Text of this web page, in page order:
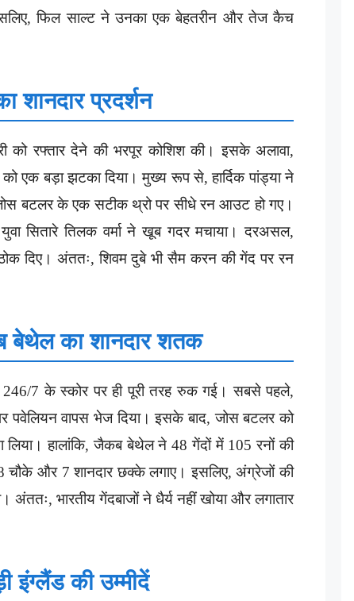
फिल साल्ट ने उनका एक बेहतरीन और तेज कैच
शानदार प्रदर्शन
को रफ्तार देने की भरपूर कोशिश की। इसके अलावा,
एक बड़ा झटका दिया। मुख्य रूप से, हार्दिक पांड्या ने
बटलर के एक सटीक थ्रो पर सीधे रन आउट हो गए।
सितारे तिलक वर्मा ने खूब गदर मचाया। दरअसल,
दिए। अंततः, शिवम दुबे भी सैम करन की गेंद पर रन
बेथेल का शानदार शतक
246/7 के स्कोर पर ही पूरी तरह रुक गई। सबसे पहले,
पवेलियन वापस भेज दिया। इसके बाद, जोस बटलर को
हालांकि, जैकब बेथेल ने 48 गेंदों में 105 रनों की
चौके और 7 शानदार छक्के लगाए। इसलिए, अंग्रेजों की
भारतीय गेंदबाजों ने धैर्य नहीं खोया और लगातार
इंग्लैंड की उम्मीदें